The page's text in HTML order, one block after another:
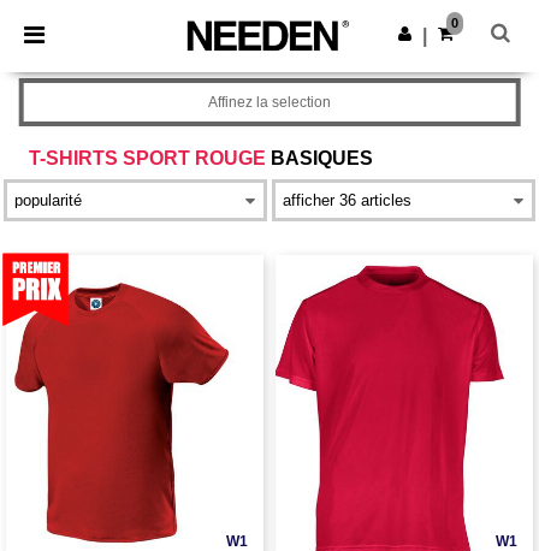
× Appli Needen
Meilleurs prix sur l’app !
Obtenir l'appli
0
T-SHIRTS SPORT ROUGE BASIQUES
Affinez la selection
W1 W1